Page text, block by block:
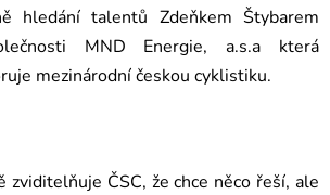
hledání talentů Zdeňkem Štybarem
MND Energie, a.s.a která
mezinárodní českou cyklistiku.
zviditelňuje ČSC, že chce něco řeší, ale